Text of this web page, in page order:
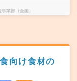
業部（全国）
向け食材の